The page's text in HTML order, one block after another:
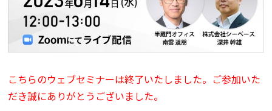
こちらのウェブセミナーは終了いたしました。ご参加いた
だき誠にありがとうございました。